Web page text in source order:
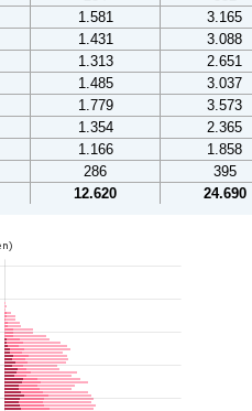
1.581
3.165
1.431
3.088
1.313
2.651
1.485
3.037
1.779
3.573
1.354
2.365
1.166
1.858
286
395
12.620 24.690